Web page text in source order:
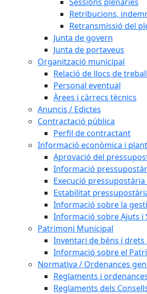
Retribucions,
Retransmissió del
Junta de govern
Junta de portaveus
Organització municipal
Relació de llocs de treball
Personal eventual
Àrees i càrrecs tècnics
Anuncis / Edictes
Contractació pública
Perfil de contractant
Informació econòmica i
Aprovació del
Informació
Execució
Estabilitat
Informació sobre la
Informació sobre Ajuts i
Patrimoni Municipal
Inventari de béns i
Informació sobre el
Normativa / Ordenances
Reglaments i
Reglaments dels